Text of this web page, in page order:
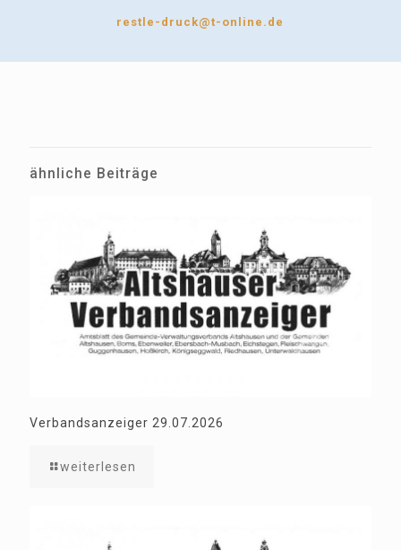
restle-druck@t-online.de
ähnliche Beiträge
Verbandsanzeiger 29.07.2026
weiterlesen